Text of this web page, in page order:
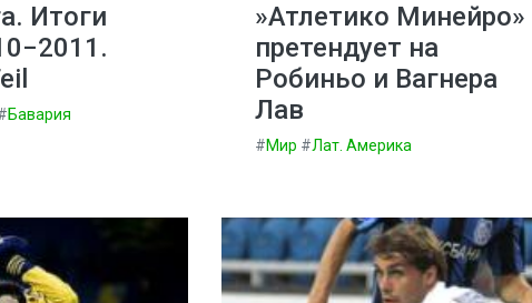
Итоги
Бавария
»Атлетико Минейро»
претендует на
Робиньо и Вагнера
Лав
#Мир #Лат. Америка